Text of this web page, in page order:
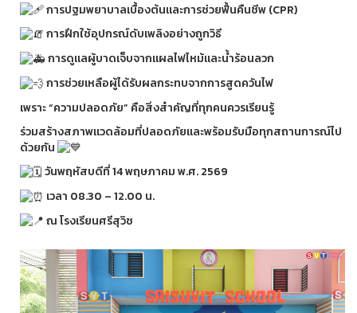
การปฐมพยาบาลเบื้องต้นและการช่วยฟื้นคืนชีพ (CPR)
การฝึกใช้อุปกรณ์ดับเพลิงอย่างถูกวิธี
การดูแลผู้บาดเจ็บจากแผลไฟไหม้และน้ำร้อนลวก
การช่วยเหลือผู้ได้รับผลกระทบจากการสูดควันไฟ
เพราะ “ความปลอดภัย” คือสิ่งสำคัญที่ทุกคนควรเรียนรู้
ร่วมสร้างสภาพแวดล้อมที่ปลอดภัยและพร้อมรับมือทุกสถานการณ์ไป
ด้วยกัน
วันพฤหัสบดีที่ 14 พฤษภาคม พ.ศ. 2569
เวลา 08.30 – 12.00 น.
ณ โรงเรียนศรีสุวิช